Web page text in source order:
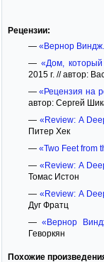
Рецензии:
— «Вернор
— «Дом,
2015 г. // автор:
—«Рецензия на
автор: Сергей
—«Review: A
Питер Хек
— «Two Feet from
—«Review: A
Томас Истон
—«Review: A
Дуг Фратц
—«Вернор
Геворкян
Похожие